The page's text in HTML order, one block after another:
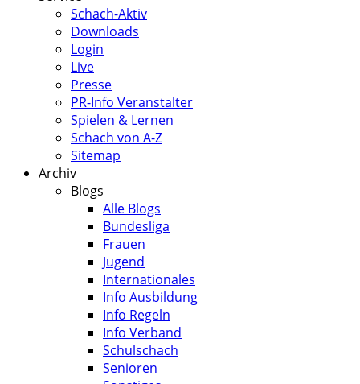
Schach-Aktiv
Downloads
Login
Live
Presse
PR-Info Veranstalter
Spielen & Lernen
Schach von A-Z
Sitemap
Archiv
Blogs
Alle Blogs
Bundesliga
Frauen
Jugend
Internationales
Info Ausbildung
Info Regeln
Info Verband
Schulschach
Senioren